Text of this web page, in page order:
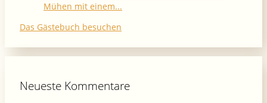
Mühen mit einem...
Das Gästebuch besuchen
Neueste Kommentare